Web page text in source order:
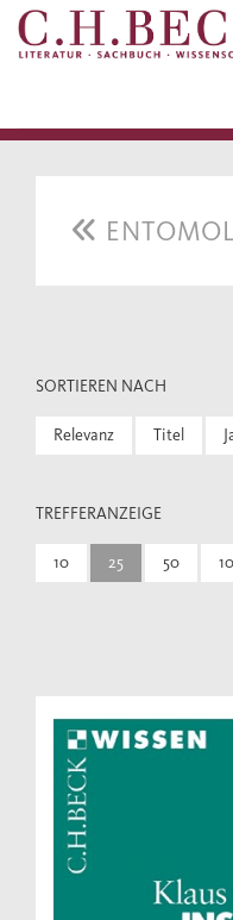
SORTIEREN NACH
Relevanz Titel
TREFFERANZEIGE
10 25 50